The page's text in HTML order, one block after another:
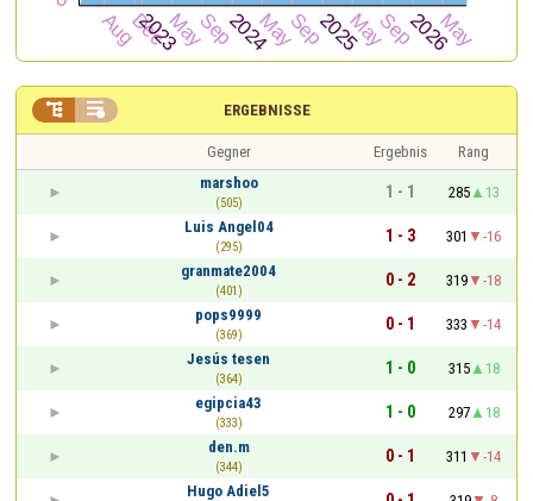
ERGEBNISSE
 
Gegner Ergebnis
Rang
marshoo
(505)
1 - 1 285
13
Luis Angel04
(295)
1 - 3 301
-16
granmate2004
(401)
0 - 2 319
-18
pops9999
(369)
0 - 1 333
-14
Jesús tesen
(364)
1 - 0 315
18
egipcia43
(333)
1 - 0 297
18
den.m
(344)
0 - 1 311
-14
Hugo Adiel5